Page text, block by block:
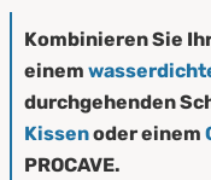
Kombinieren Sie
einem
durchgehenden
Kissenoder einem
PROCAVE.